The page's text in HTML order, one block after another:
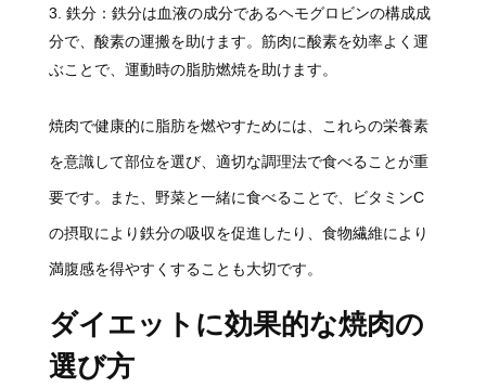
鉄分：鉄分は血液の成分であるヘモグロビンの構成成
分で、酸素の運搬を助けます。筋肉に酸素を効率よく運
ぶことで、運動時の脂肪燃焼を助けます。
焼肉で健康的に脂肪を燃やすためには、これらの栄養素
を意識して部位を選び、適切な調理法で食べることが重
要です。また、野菜と一緒に食べることで、ビタミンC
の摂取により鉄分の吸収を促進したり、食物繊維により
満腹感を得やすくすることも大切です。
ダイエットに効果的な焼肉の
選び方